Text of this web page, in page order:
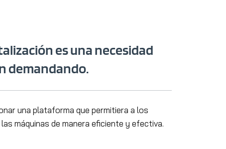
es una necesidad
demandando.
una plataforma que permitiera a los
máquinas de manera eficiente y efectiva.